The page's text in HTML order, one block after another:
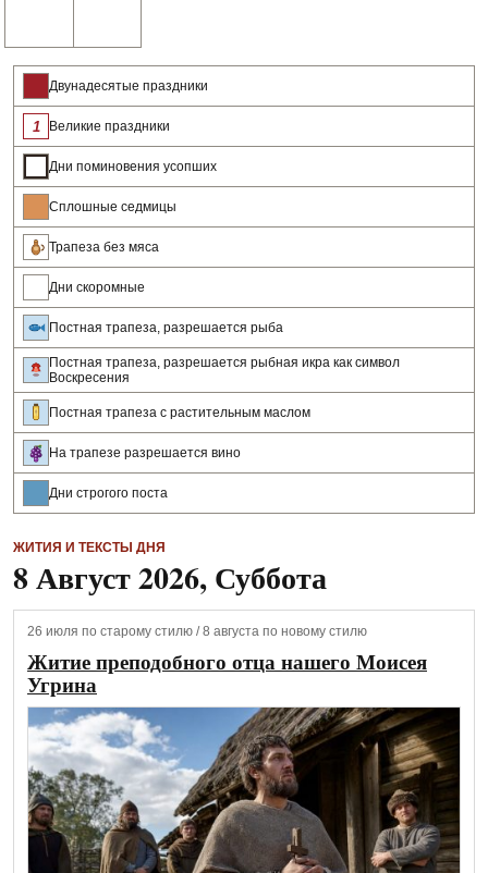
Двунадесятые праздники
Великие праздники
Дни поминовения усопших
Сплошные седмицы
Трапеза без мяса
Дни скоромные
Постная трапеза, разрешается рыба
Постная трапеза, разрешается рыбная икра как символ
Воскресения
Постная трапеза с растительным маслом
На трапезе разрешается вино
Дни строгого поста
ЖИТИЯ И ТЕКСТЫ ДНЯ
8 Август 2026, Суббота
26 июля по старому стилю / 8 августа по новому стилю
Житие преподобного отца нашего Моисея
Угрина